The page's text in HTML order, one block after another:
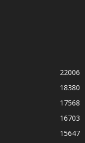
22006
18380
17568
16703
15647